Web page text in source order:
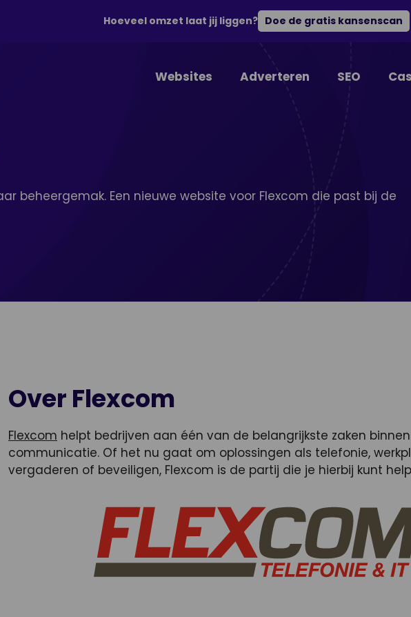
Hoeveel omzet laat jij liggen? Doe de gratis kansenscan
Websites Adverteren SEO
beheergemak. Een nieuwe website voor Flexcom die past bij de
Over Flexcom
Flexcom helpt bedrijven aan één van de belangrijkste zaken
communicatie. Of het nu gaat om oplossingen als telefonie,
vergaderen of beveiligen, Flexcom is de partij die je hierbij kunt